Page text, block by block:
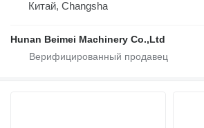
Китай, Changsha
Hunan Beimei Machinery Co.,Ltd